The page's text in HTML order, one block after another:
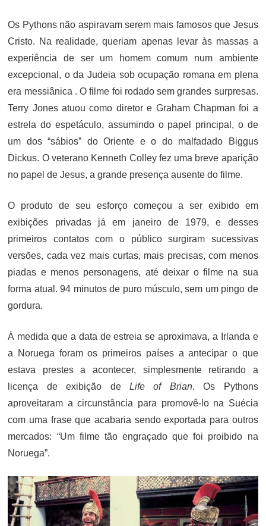
Os Pythons não aspiravam serem mais famosos que Jesus
Cristo. Na realidade, queriam apenas levar às massas a
experiência de ser um homem comum num ambiente
excepcional, o da Judeia sob ocupação romana em plena
era messiânica . O filme foi rodado sem grandes surpresas.
Terry Jones atuou como diretor e Graham Chapman foi a
estrela do espetáculo, assumindo o papel principal, o de
um dos “sábios” do Oriente e o do malfadado Biggus
Dickus. O veterano Kenneth Colley fez uma breve aparição
no papel de Jesus, a grande presença ausente do filme.
O produto de seu esforço começou a ser exibido em
exibições privadas já em janeiro de 1979, e desses
primeiros contatos com o público surgiram sucessivas
versões, cada vez mais curtas, mais precisas, com menos
piadas e menos personagens, até deixar o filme na sua
forma atual. 94 minutos de puro músculo, sem um pingo de
gordura.
À medida que a data de estreia se aproximava, a Irlanda e
a Noruega foram os primeiros países a antecipar o que
estava prestes a acontecer, simplesmente retirando a
licença de exibição de Life of Brian. Os Pythons
aproveitaram a circunstância para promovê-lo na Suécia
com uma frase que acabaria sendo exportada para outros
mercados: “Um filme tão engraçado que foi proibido na
Noruega”.